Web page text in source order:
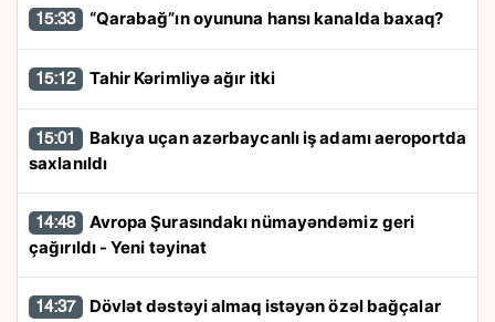
15:33 “Qarabağ”ın oyununa hansı kanalda baxaq?
15:12 Tahir Kərimliyə ağır itki
15:01
saxlanıldı
14:48
çağırıldı - Yeni təyinat
14:37